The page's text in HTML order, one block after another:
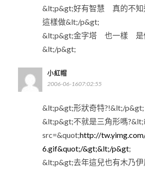
&lt;p&gt;好有智慧 真的不
這樣做&lt;/p&gt;
&lt;p&gt;金字塔 也一樣 是
&lt;/p&gt;
小紅帽
2006-06-1607:02:55
&lt;p&gt;形狀奇特?!&lt;/p&gt;
&lt;p&gt;不就是三角形嗎
src=&quot;http://
6.gif&quot;/&gt;&lt;/p&gt;
&lt;p&gt;去年這兒也有木乃